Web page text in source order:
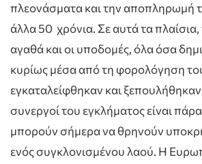
πλεονάσματα και την αποπληρωμή
άλλα 50 χρόνια. Σε αυτά τα
αγαθά και οι υποδομές, όλα όσα
κυρίως μέσα από τη φορολόγηση
εγκαταλείφθηκαν και ξεπουλήθηκαν
συνεργοί του εγκλήματος είναι
μπορούν σήμερα να θρηνούν
ενός συγκλονισμένου λαού. Η